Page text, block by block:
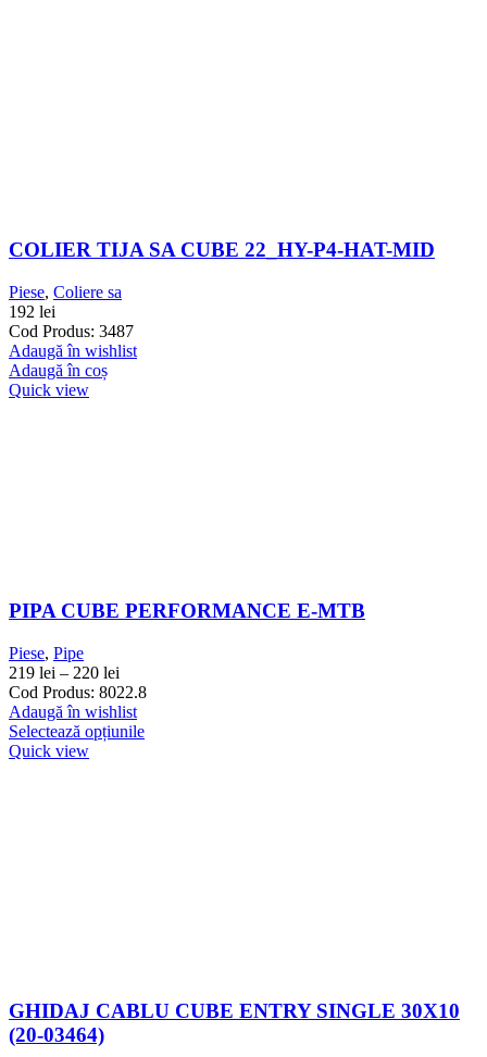
COLIER TIJA SA CUBE 22_HY-P4-HAT-MID
Piese, Coliere sa
192 lei
Cod Produs: 3487
Adaugă în wishlist
Adaugă în coș
Quick view
PIPA CUBE PERFORMANCE E-MTB
Piese, Pipe
219 lei – 220 lei
Cod Produs: 8022.8
Adaugă în wishlist
Selectează opțiunile
Quick view
GHIDAJ CABLU CUBE ENTRY SINGLE 30X10
(20-03464)